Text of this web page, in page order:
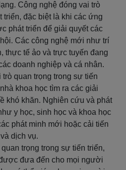
Công nghệ đóng vai trò
triển, đặc biệt là khi các ứng
phát triển để giải quyết các
Các công nghệ mới như trí
thực tế ảo và trực tuyến đang
doanh nghiệp và cá nhân.
quan trọng trong sự tiến
khoa học tìm ra các giải
khó khăn. Nghiên cứu và phát
y học, sinh học và khoa học
phát minh mới hoặc cải tiến
dịch vụ.
trọng trong sự tiến triển,
đưa đến cho mọi người